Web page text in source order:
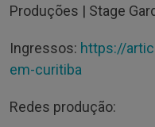
Produções | Stage
Ingressos: https://
em-curitiba
Redes produção: